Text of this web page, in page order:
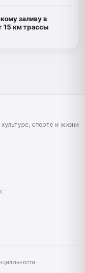
заливу в
15 км трассы
спорте и жизни